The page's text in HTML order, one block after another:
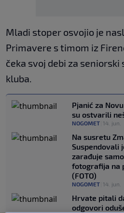
Mladi stoper osvojio je
Primavere s timom iz
čeka svoj debi za
kluba.
Pjanić za
su ostvarili
NOGOMET 14. jun.
Na susretu
Suspendovali
zarađuje
fotografija na
(FOTO)
NOGOMET 14. jun.
Hrvate pitali
odgovori